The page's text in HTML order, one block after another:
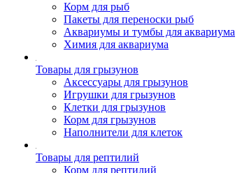
Корм для рыб
Пакеты для переноски рыб
Аквариумы и тумбы для аквариума
Химия для аквариума
Товары для грызунов
Аксессуары для грызунов
Игрушки для грызунов
Клетки для грызунов
Корм для грызунов
Наполнители для клеток
Товары для рептилий
Корм для рептилий